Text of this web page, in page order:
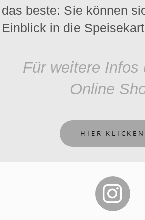
das beste: Sie können
Einblick in die
Für weitere Infos
Online
HIER KLICKEN